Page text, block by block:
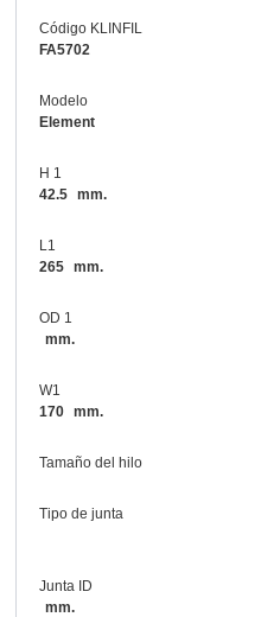
Código KLINFIL
FA5702
Modelo
Element
H 1
42.5 mm.
L1
265 mm.
OD 1
mm.
W1
170 mm.
Tamaño del hilo
Tipo de junta
Junta ID
mm.